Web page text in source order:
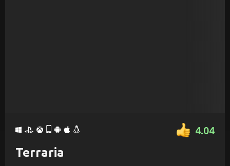
4.04
Terraria